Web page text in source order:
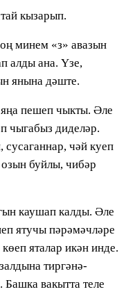
кызарып.
минем «з» авазын
алды ана. Үзе,
янына дәште.
пешеп чыкты. Әле
чыгабыз диделәр.
сусаганнар, чәй куеп
буйлы, чибәр
каушап калды. Әле
ятучы пәрәмәчләре
яталар икән инде.
тиргәнә-
вакытта теле